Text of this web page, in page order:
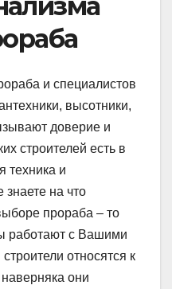
и специалистов
высотники,
доверие и
строителей есть в
техника и
на что
прораба – то
работают с Вашими
относятся к
они